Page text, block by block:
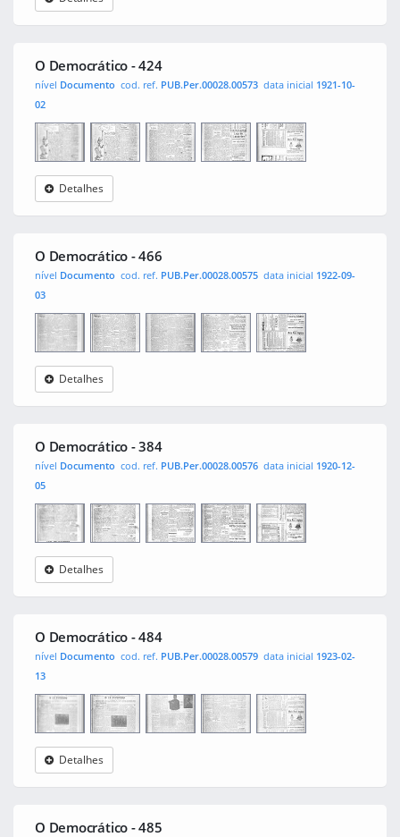
O
0001
O Democrático - 424
nível Documento cod. ref. PUB.Per.00028.00573 data inicial 1921-10-
02
O
0001
Detalhes
O Democrático - 466
nível Documento cod. ref. PUB.Per.00028.00575 data inicial 1922-09-
03
O
0001
Detalhes
O Democrático - 384
nível Documento cod. ref. PUB.Per.00028.00576 data inicial 1920-12-
05
O
0001
Detalhes
O Democrático - 484
nível Documento cod. ref. PUB.Per.00028.00579 data inicial 1923-02-
13
O
0001
Detalhes
O Democrático - 485